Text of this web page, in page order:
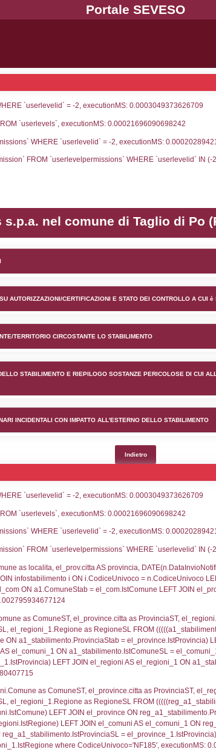
FROM `userlevels` WHERE
FROM `userlevelpermissions`
Friulanagas s.p.a.
- INFORMAZIONI GENERALI SU
- DESCRIZIONE DELL'AMBIENTE/
- DESCRIZIONE SINTETICA DELLO
- INFORMAZIONI SUGLI SCENARI